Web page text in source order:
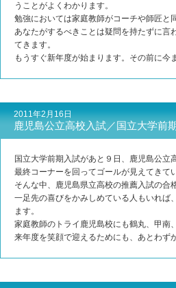
うことがよくわかります。
勉強においては家庭教師がコーチや師匠と
あなたがするべきことは疑問を持たずに言
てきます。
もうすぐ新年度が始まります。その前に
2011年2月16日
鹿児島公立高校入試／国立大学前
国立大学前期入試があと９日、鹿児島公
最終コーナーを回ってゴールが見えてきて
そんな中、鹿児島県立高校の推薦入試の合
一足先の喜びをかみしめている人もいれば
ます。
家庭教師のトライ鹿児島校にも鶴丸、甲南
来年度を笑顔で迎えるためにも、あとわず